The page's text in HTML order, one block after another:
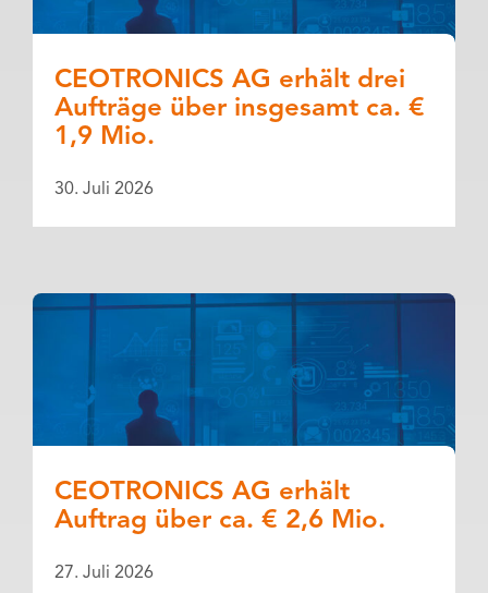
CEOTRONICS AG erhält drei
Aufträge über insgesamt ca. €
1,9 Mio.
30. Juli 2026
CEOTRONICS AG erhält
Auftrag über ca. € 2,6 Mio.
27. Juli 2026